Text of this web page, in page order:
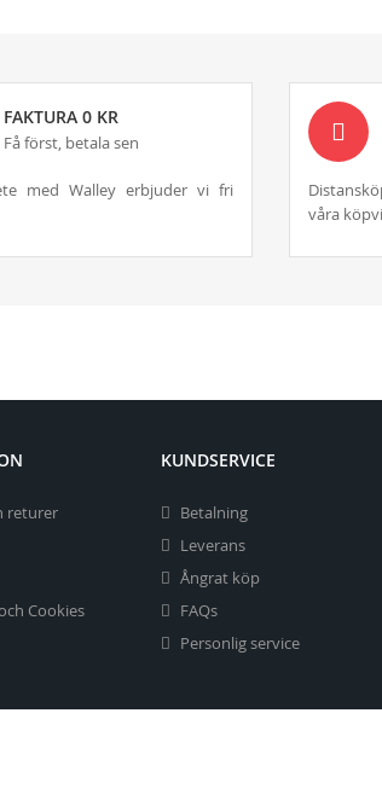
FAKTURA 0 KR
Få först, betala sen
med Walley erbjuder vi fri
våra
returer
Cookies
KUNDSERVICE
Betalning
Leverans
Ångrat köp
FAQs
Personlig service